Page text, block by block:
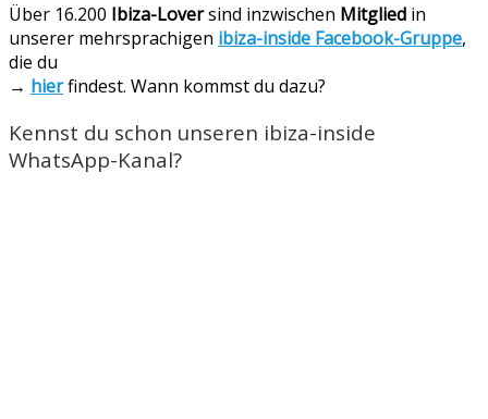
Über 16.200 Ibiza-Loversind inzwischen Mitglied in
unserer mehrsprachigen ibiza-inside Facebook-Gruppe,
die du
→ hierfindest. Wann kommst du dazu?
Kennst du schon unseren ibiza-inside
WhatsApp-Kanal?